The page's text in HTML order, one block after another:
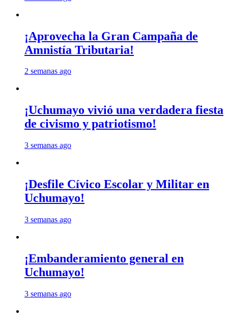
¡Aprovecha la Gran Campaña de
Amnistía Tributaria!
2 semanas ago
¡Uchumayo vivió una verdadera fiesta
de civismo y patriotismo!
3 semanas ago
¡Desfile Cívico Escolar y Militar en
Uchumayo!
3 semanas ago
¡Embanderamiento general en
Uchumayo!
3 semanas ago